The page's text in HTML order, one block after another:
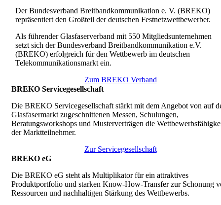
Der Bundesverband Breitbandkommunikation e. V. (BREKO)
repräsentiert den Großteil der deutschen Festnetzwettbewerber.
Als führender Glasfaserverband mit 550 Mitgliedsunternehmen
setzt sich der Bundesverband Breitbandkommunikation e.V.
(BREKO) erfolgreich für den Wettbewerb im deutschen
Telekommunikationsmarkt ein.
Zum BREKO Verband
BREKO Servicegesellschaft
Die BREKO Servicegesellschaft stärkt mit dem Angebot von auf
Glasfasermarkt zugeschnittenen Messen, Schulungen,
Beratungsworkshops und Musterverträgen die
der Marktteilnehmer.
Zur Servicegesellschaft
BREKO eG
Die BREKO eG steht als Multiplikator für ein attraktives
Produktportfolio und starken Know-How-Transfer zur Schonung
Ressourcen und nachhaltigen Stärkung des Wettbewerbs.